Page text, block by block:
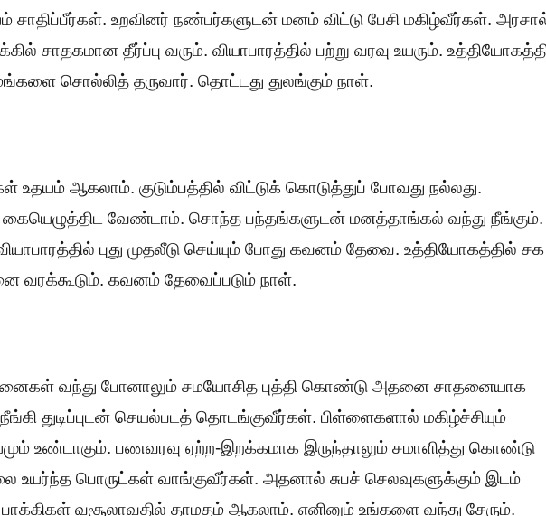
சாதிப்பீர்கள். உறவினர் நண்பர்களுடன் மனம் விட்டு பேசி மகிழ்வீர்கள்.
சாதகமான தீர்ப்பு வரும். வியாபாரத்தில் பற்று வரவு உயரும்.
சொல்லித் தருவார். தொட்டது துலங்கும் நாள்.
உதயம் ஆகலாம். குடும்பத்தில் விட்டுக் கொடுத்துப் போவது நல்லது.
கையெழுத்திட வேண்டாம். சொந்த பந்தங்களுடன் மனத்தாங்கல் வந்து நீங்கும்.
புது முதலீடு செய்யும் போது கவனம் தேவை. உத்தியோகத்தில் சக
வரக்கூடும். கவனம் தேவைப்படும் நாள்.
வந்து போனாலும் சமயோசித புத்தி கொண்டு அதனை சாதனையாக
துடிப்புடன் செயல்படத் தொடங்குவீர்கள். பிள்ளைகளால் மகிழ்ச்சியும்
உண்டாகும். பணவரவு ஏற்ற-இறக்கமாக இருந்தாலும் சமாளித்து கொண்டு
உயர்ந்த பொருட்கள் வாங்குவீர்கள். அதனால் சுபச் செலவுகளுக்கும் இடம்
பாக்கிகள் வசூலாவதில் தாமதம் ஆகலாம். எனினும் உங்களை வந்து சேரும்.